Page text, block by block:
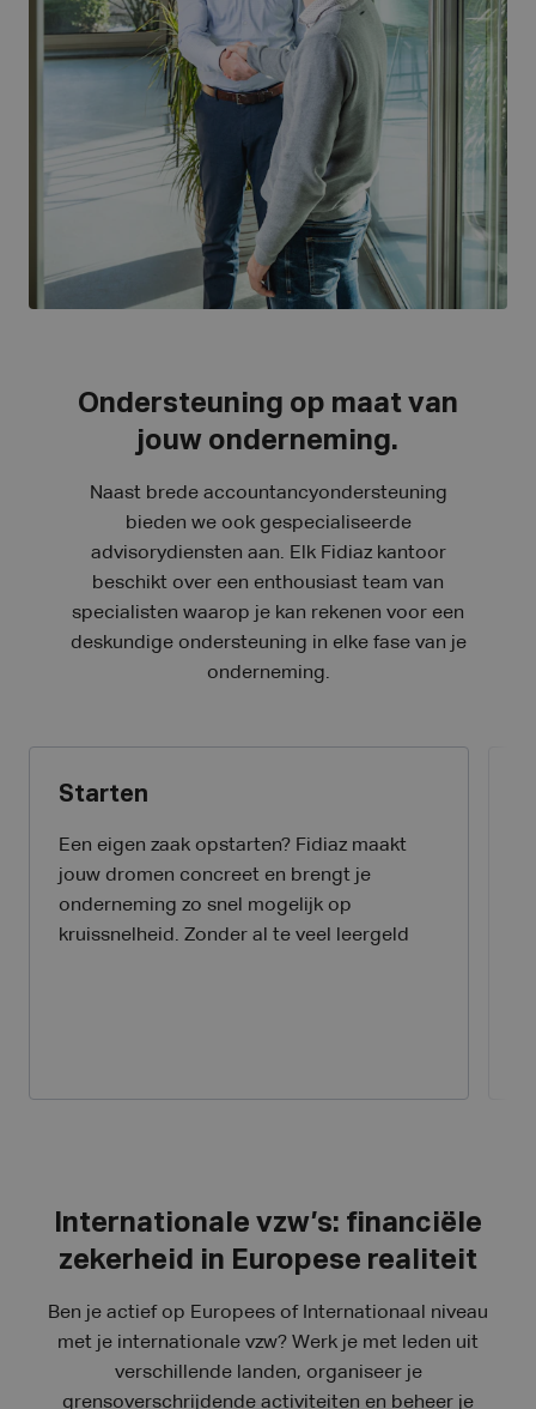
Ondersteuning op maat van
jouw onderneming.
Naast brede accountancyondersteuning
bieden we ook gespecialiseerde
advisorydiensten aan. Elk Fidiaz kantoor
beschikt over een enthousiast team van
specialisten waarop je kan rekenen voor een
deskundige ondersteuning in elke fase van je
onderneming.
Starten
Een eigen zaak opstarten? Fidiaz maakt
jouw dromen concreet en brengt je
onderneming zo snel mogelijk op
kruissnelheid. Zonder al te veel leergeld
Internationale vzw’s: financiële
zekerheid in Europese realiteit
Ben je actief op Europees of Internationaal niveau
met je internationale vzw? Werk je met leden uit
verschillende landen, organiseer je
grensoverschrijdende activiteiten en beheer je